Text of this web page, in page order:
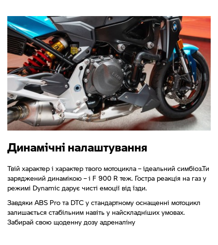
Динамічні налаштування
Твій характер і характер твого мотоцикла – ідеальний симбіоз.Ти
заряджений динамікою – і F 900 R теж. Гостра реакція на газ у
режимі Dynamic дарує чисті емоції від їзди.
Завдяки ABS Pro та DTC у стандартному оснащенні мотоцикл
залишається стабільним навіть у найскладніших умовах.
Забирай свою щоденну дозу адреналіну